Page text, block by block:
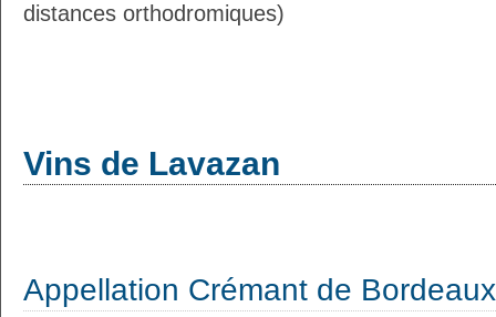
distances orthodromiques)
Vins de Lavazan
Appellation Crémant de Bordeaux